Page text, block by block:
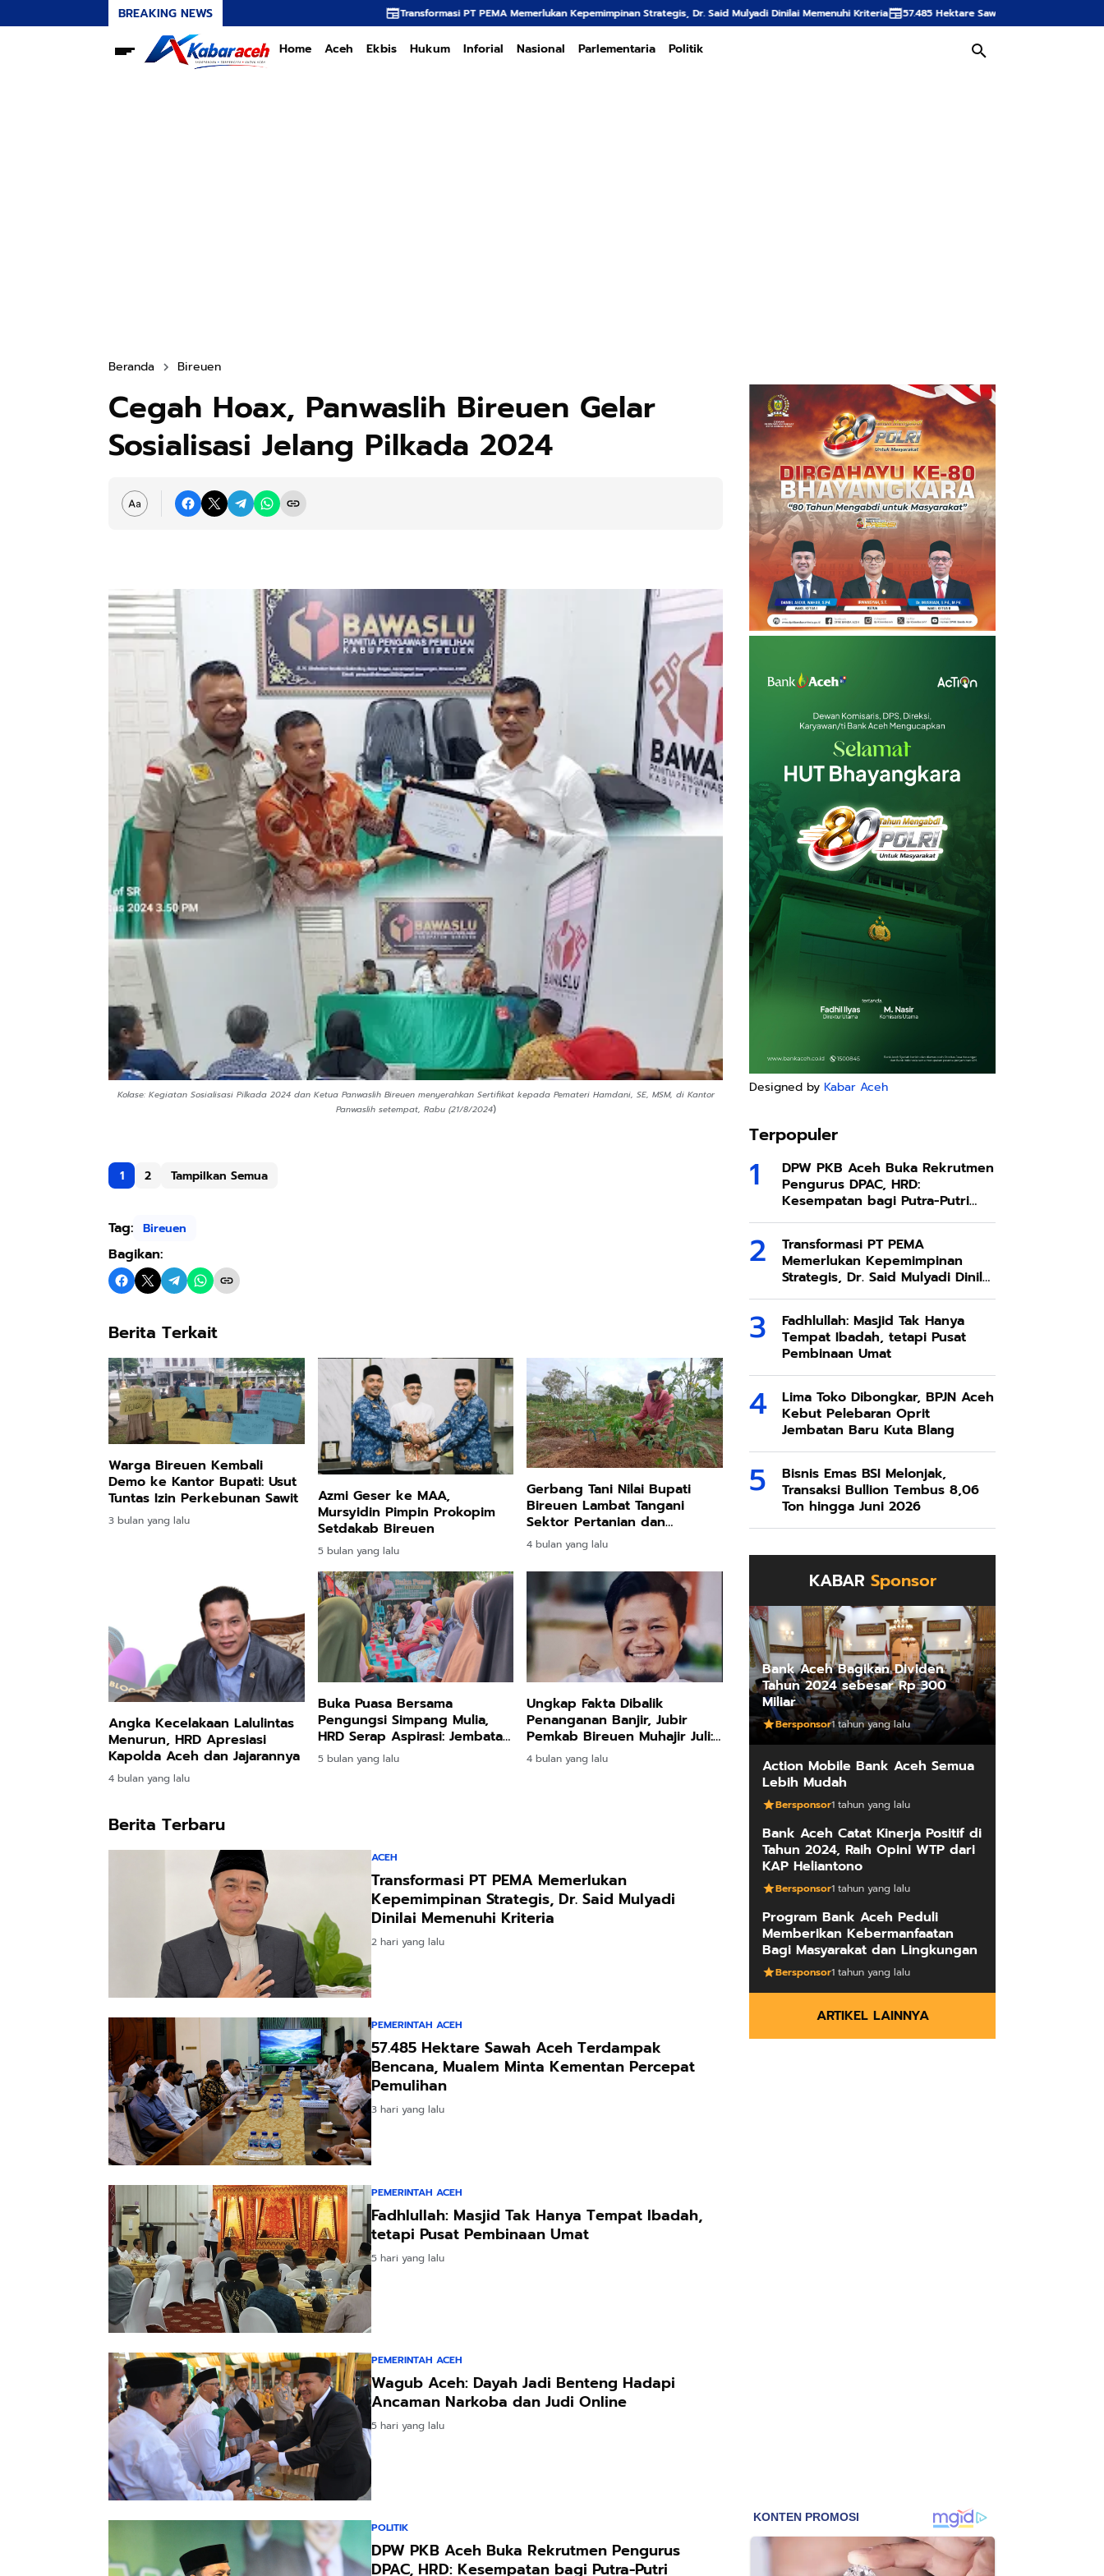
BREAKING NEWS Transformasi PT PEMA Memerlukan Kepemimpinan Strategis, Dr. Said Mulyadi Dinilai Memenuhi Kriteria 57.485 Hektare Sawah Aceh Terdampak Bencana, Mualem
Home Aceh Ekbis Hukum Inforial Nasional Parlementaria Politik
Beranda Bireuen
Cegah Hoax, Panwaslih Bireuen Gelar
Sosialisasi Jelang Pilkada 2024
Kolase: Kegiatan Sosialisasi Pilkada 2024 dan Ketua Panwaslih Bireuen menyerahkan Sertifikat kepada Pemateri Hamdani, SE, MSM, di Kantor
Panwaslih setempat, Rabu (21/8/2024)
1 2 Tampilkan Semua
Tag: Bireuen
Bagikan:
Berita Terkait
Warga Bireuen Kembali
Demo ke Kantor Bupati: Usut
Tuntas Izin Perkebunan Sawit
3 bulan yang lalu
Azmi Geser ke MAA,
Mursyidin Pimpin Prokopim
Setdakab Bireuen
5 bulan yang lalu
Gerbang Tani Nilai Bupati
Bireuen Lambat Tangani
Sektor Pertanian dan
Perikanan
4 bulan yang lalu
Angka Kecelakaan Lalulintas
Menurun, HRD Apresiasi
Kapolda Aceh dan Jajarannya
4 bulan yang lalu
Buka Puasa Bersama
Pengungsi Simpang Mulia,
HRD Serap Aspirasi: Jembatan
Gantung dan Jalan Jadi
Prioritas
5 bulan yang lalu
Ungkap Fakta Dibalik
Penanganan Banjir, Jubir
Pemkab Bireuen Muhajir Juli:
Silahkan Uji melalui Class
Action
4 bulan yang lalu
Berita Terbaru
ACEH
Transformasi PT PEMA Memerlukan
Kepemimpinan Strategis, Dr. Said Mulyadi
Dinilai Memenuhi Kriteria
2 hari yang lalu
PEMERINTAH ACEH
57.485 Hektare Sawah Aceh Terdampak
Bencana, Mualem Minta Kementan Percepat
Pemulihan
3 hari yang lalu
PEMERINTAH ACEH
Fadhlullah: Masjid Tak Hanya Tempat Ibadah,
tetapi Pusat Pembinaan Umat
5 hari yang lalu
PEMERINTAH ACEH
Wagub Aceh: Dayah Jadi Benteng Hadapi
Ancaman Narkoba dan Judi Online
5 hari yang lalu
POLITIK
DPW PKB Aceh Buka Rekrutmen Pengurus
DPAC, HRD: Kesempatan bagi Putra-Putri
Designed by Kabar Aceh
Terpopuler
DPW PKB Aceh Buka Rekrutmen
Pengurus DPAC, HRD:
Kesempatan bagi Putra-Putri
Terbaik Aceh
Transformasi PT PEMA
Memerlukan Kepemimpinan
Strategis, Dr. Said Mulyadi Dinilai
Memenuhi Kriteria
Fadhlullah: Masjid Tak Hanya
Tempat Ibadah, tetapi Pusat
Pembinaan Umat
Lima Toko Dibongkar, BPJN Aceh
Kebut Pelebaran Oprit
Jembatan Baru Kuta Blang
Bisnis Emas BSI Melonjak,
Transaksi Bullion Tembus 8,06
Ton hingga Juni 2026
KABAR Sponsor
Bank Aceh Bagikan Dividen
Tahun 2024 sebesar Rp 300
Miliar
Bersponsor1 tahun yang lalu
Action Mobile Bank Aceh Semua
Lebih Mudah
Bersponsor1 tahun yang lalu
Bank Aceh Catat Kinerja Positif di
Tahun 2024, Raih Opini WTP dari
KAP Heliantono
Bersponsor1 tahun yang lalu
Program Bank Aceh Peduli
Memberikan Kebermanfaatan
Bagi Masyarakat dan Lingkungan
Bersponsor1 tahun yang lalu
ARTIKEL LAINNYA